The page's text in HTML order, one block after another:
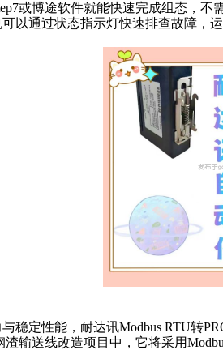
或博途软件就能快速完成组态，
以通过状态指示灯快速排查故障，
稳定性能，耐达讯Modbus RTU转
输送线改造项目中，它将采用